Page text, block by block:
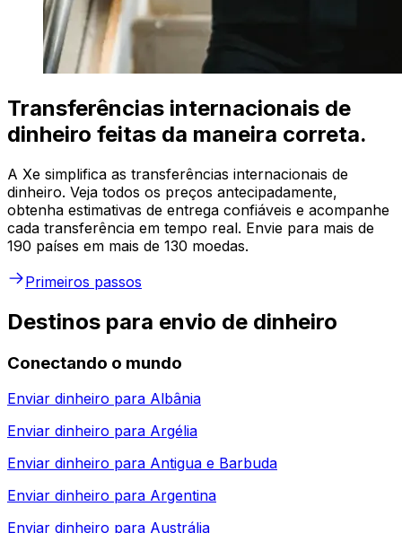
Transferências internacionais de
dinheiro feitas da maneira correta.
A Xe simplifica as transferências internacionais de
dinheiro. Veja todos os preços antecipadamente,
obtenha estimativas de entrega confiáveis e acompanhe
cada transferência em tempo real. Envie para mais de
190 países em mais de 130 moedas.
Primeiros passos
Destinos para envio de dinheiro
Conectando o mundo
Enviar dinheiro para Albânia
Enviar dinheiro para Argélia
Enviar dinheiro para Antigua e Barbuda
Enviar dinheiro para Argentina
Enviar dinheiro para Austrália